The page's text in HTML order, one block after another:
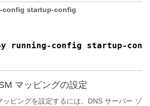
config startup-config
running-config startup-
マッピングの設定
ッピングを設定するには、DNS サーバー ゾ